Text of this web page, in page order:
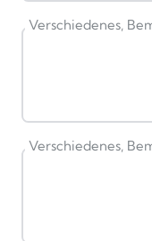
Verschiedenes,
Verschiedenes,